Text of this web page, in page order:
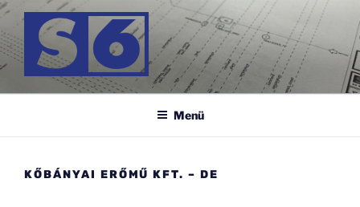
Zum
Inhalt
springen
S-6 MÉRNÖK KFT.
Menü
KŐBÁNYAI ERŐMŰ KFT. – DE